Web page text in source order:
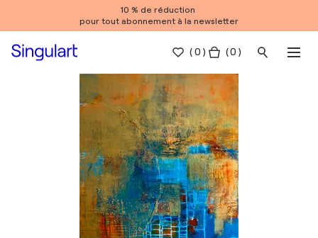
10 % de réduction
pour tout abonnement à la newsletter
(0 ) ( 0 )